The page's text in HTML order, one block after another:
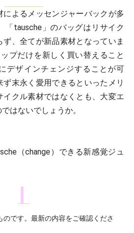
よるメッセンジャーバックが多
「tausche」のバッグはリサイク
、全てが新品素材となっていま
プだけを新しく買い替えること
デザインチェンジすることが可
末永く愛用できるといったメリ
イクル素材ではなくとも、大変エ
はないでしょうか。
（change）できる新感覚ジュ
です。最新の内容をご確認くださ